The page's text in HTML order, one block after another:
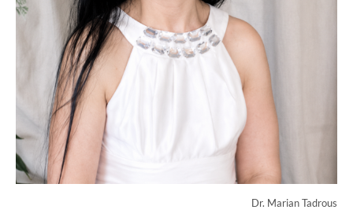
Dr. Marian Tadrous